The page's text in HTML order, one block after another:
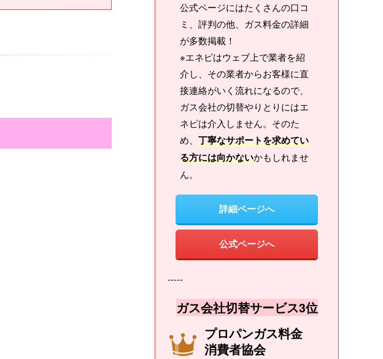
公式ページにはたくさんの口コ
ミ、評判の他、ガス料金の詳細
が多数掲載！
※エネピはウェブ上で業者を紹
介し、その業者からお客様に直
接連絡がいく流れになるので、
ガス会社の切替やりとりにはエ
ネピは介入しません。そのた
め、 丁寧なサポートを求めてい
る方には向かないかもしれませ
ん。
詳細ページへ
公式ページへ
-----
ガス会社切替サービス3位
プロパンガス料金
消費者協会